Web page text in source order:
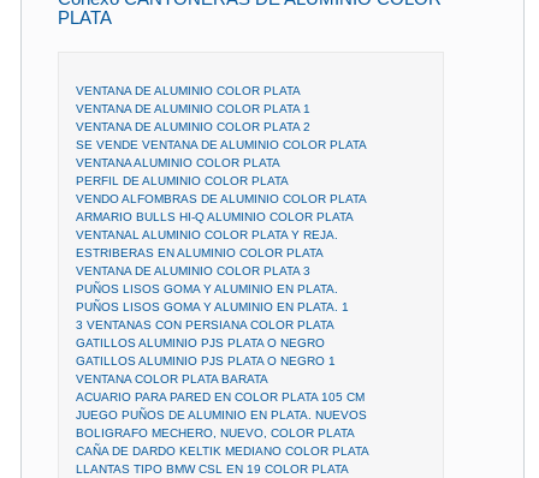
PLATA
VENTANA DE ALUMINIO COLOR PLATA
VENTANA DE ALUMINIO COLOR PLATA 1
VENTANA DE ALUMINIO COLOR PLATA 2
SE VENDE VENTANA DE ALUMINIO COLOR PLATA
VENTANA ALUMINIO COLOR PLATA
PERFIL DE ALUMINIO COLOR PLATA
VENDO ALFOMBRAS DE ALUMINIO COLOR PLATA
ARMARIO BULLS HI-Q ALUMINIO COLOR PLATA
VENTANAL ALUMINIO COLOR PLATA Y REJA.
ESTRIBERAS EN ALUMINIO COLOR PLATA
VENTANA DE ALUMINIO COLOR PLATA 3
PUÑOS LISOS GOMA Y ALUMINIO EN PLATA.
PUÑOS LISOS GOMA Y ALUMINIO EN PLATA. 1
3 VENTANAS CON PERSIANA COLOR PLATA
GATILLOS ALUMINIO PJS PLATA O NEGRO
GATILLOS ALUMINIO PJS PLATA O NEGRO 1
VENTANA COLOR PLATA BARATA
ACUARIO PARA PARED EN COLOR PLATA 105 CM
JUEGO PUÑOS DE ALUMINIO EN PLATA. NUEVOS
BOLIGRAFO MECHERO, NUEVO, COLOR PLATA
CAÑA DE DARDO KELTIK MEDIANO COLOR PLATA
LLANTAS TIPO BMW CSL EN 19 COLOR PLATA